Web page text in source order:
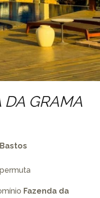
DA GRAMA
Fazenda da